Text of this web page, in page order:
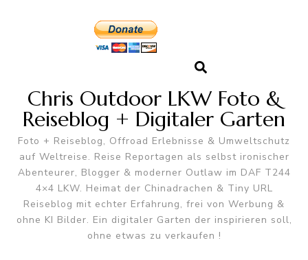
Chris Outdoor LKW Foto &
Reiseblog + Digitaler Garten
Foto + Reiseblog, Offroad Erlebnisse & Umweltschutz
auf Weltreise. Reise Reportagen als selbst ironischer
Abenteurer, Blogger & moderner Outlaw im DAF T244
4×4 LKW. Heimat der Chinadrachen & Tiny URL
Reiseblog mit echter Erfahrung, frei von Werbung &
ohne KI Bilder. Ein digitaler Garten der inspirieren soll,
ohne etwas zu verkaufen !